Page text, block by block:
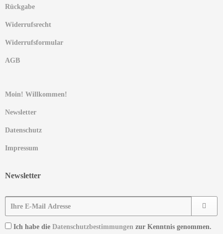
Rückgabe
Widerrufsrecht
Widerrufsformular
AGB
Moin! Willkommen!
Newsletter
Datenschutz
Impressum
Newsletter
Ich habe die Datenschutzbestimmungen zur Kenntnis genommen.